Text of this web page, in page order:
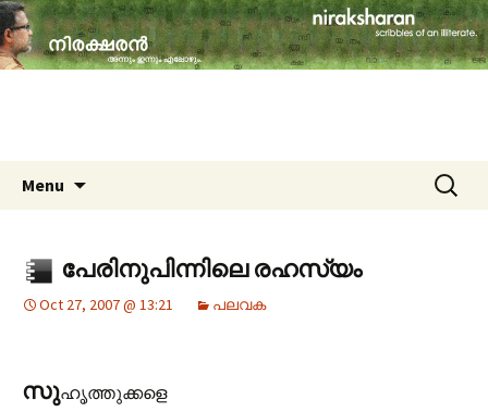
niraksharan (നിരക്ഷരൻ)
travelogues, book reviews, social issues,
cinema, memories & lot more…
Menu
Search
for:
പേരിനുപിന്നിലെ രഹസ്യം
Oct 27, 2007 @ 13:21 പലവക
സുഹൃത്തുക്കളെ